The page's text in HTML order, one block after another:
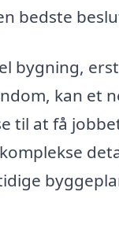
bedste
bygning,
kan et
til at få